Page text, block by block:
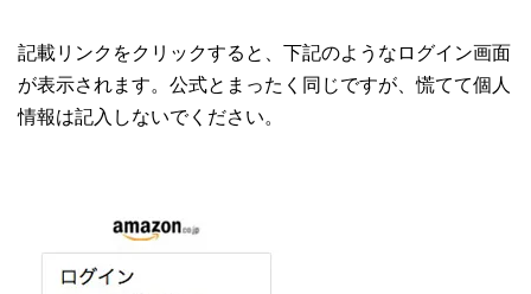
記載リンクをクリックすると、下記のようなログイン画面
が表示されます。公式とまったく同じですが、慌てて個人
情報は記入しないでください。